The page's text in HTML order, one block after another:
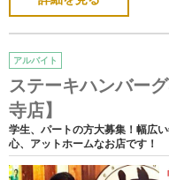
アルバイト
ステーキハンバー
寺店】
学生、パートの方大募集！幅広
心、アットホームなお店です！